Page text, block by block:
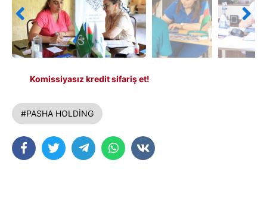
Komissiyasız kredit sifariş et!
#PASHA HOLDİNG